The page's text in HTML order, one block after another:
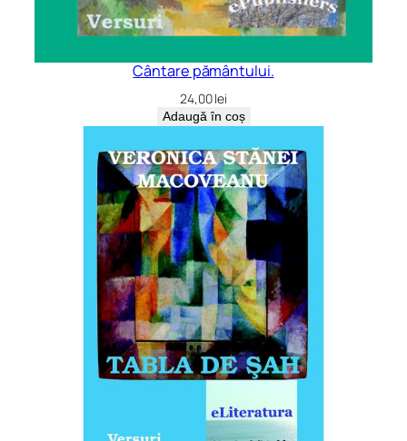
Cântare pământului.
24,00lei
Adaugă în coș